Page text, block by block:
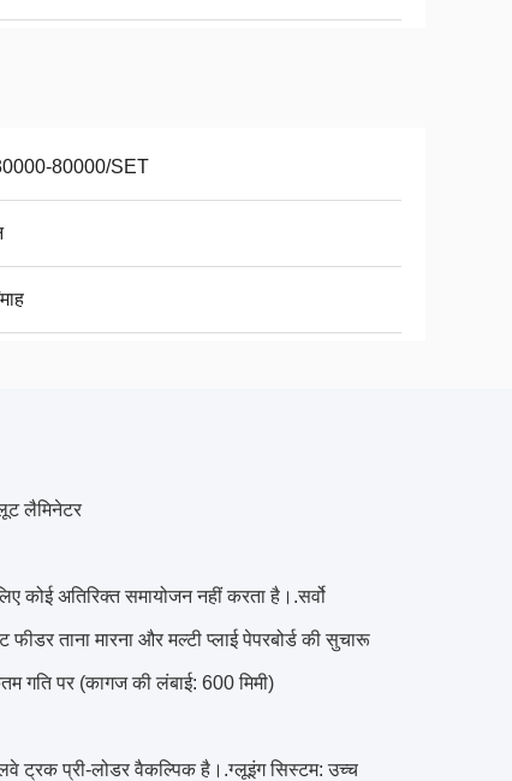
80000/SET
लैमिनेटर
कोई अतिरिक्त समायोजन नहीं करता है।.सर्वो
ताना मारना और मल्टी प्लाई पेपरबोर्ड की सुचारू
गति पर (कागज की लंबाई: 600 मिमी)
ट्रक प्री-लोडर वैकल्पिक है।.ग्लूइंग सिस्टम: उच्च